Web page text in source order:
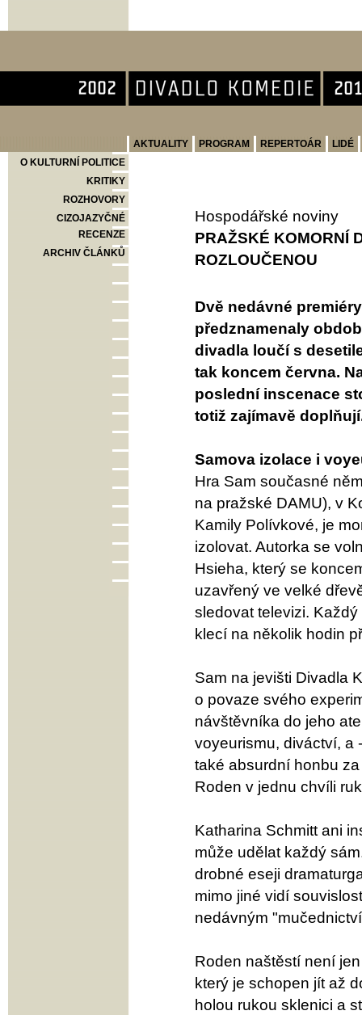
AKTUALITY PROGRAM REPERTOÁR
LIDÉ
O KULTURNÍ POLITICE
KRITIKY
ROZHOVORY
CIZOJAZYČNÉ
RECENZE
ARCHIV ČLÁNKŮ
Hospodářské noviny
PRAŽSKÉ KOMORNÍ
ROZLOUČENOU
Dvě nedávné
předznamenaly
divadla loučí s
tak koncem června.
poslední inscenace
totiž zajímavě
Samova izolace i
Hra Sam současné
na pražské DAMU), v
Kamily Polívkové, je
izolovat. Autorka se
Hsieha, který se
uzavřený ve velké
sledovat televizi.
klecí na několik hodin
Sam na jevišti Divadla
o povaze svého
návštěvníka do jeho
voyeurismu, diváctví, a
také absurdní honbu
Roden v jednu chvíli
Katharina Schmitt ani
může udělat každý
drobné eseji
mimo jiné vidí
nedávným
Roden naštěstí není
který je schopen jít až
holou rukou sklenici a